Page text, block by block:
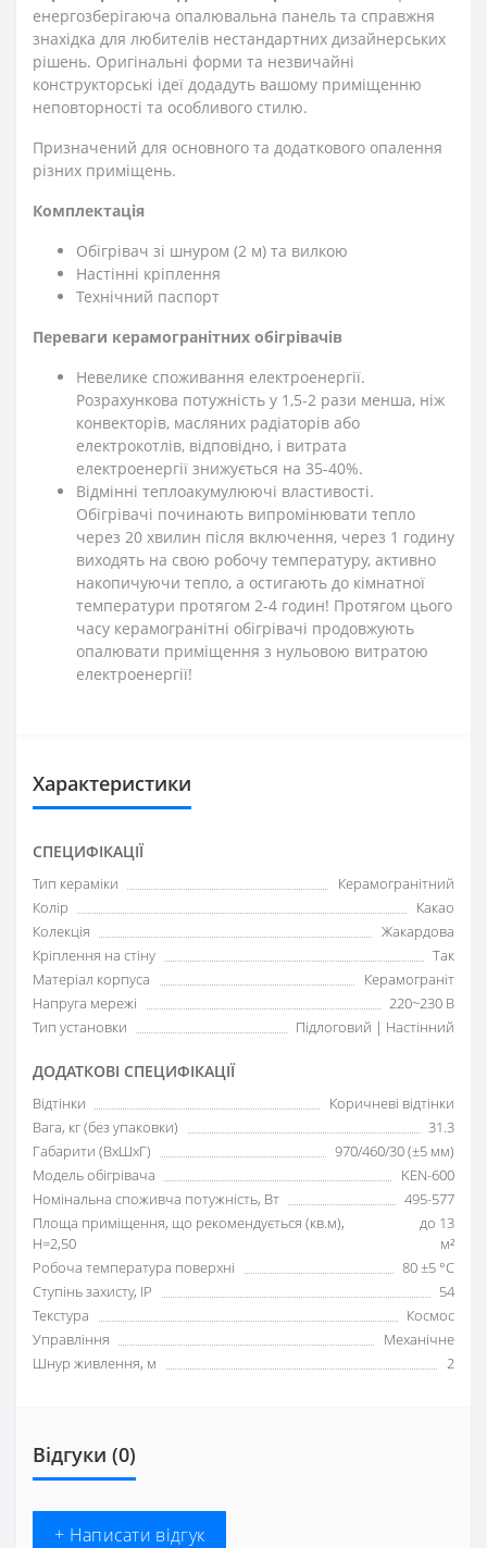
енергозберігаюча опалювальна панель та справжня
знахідка для любителів нестандартних дизайнерських
рішень. Оригінальні форми та незвичайні
конструкторські ідеї додадуть вашому приміщенню
неповторності та особливого стилю.
Призначений для основного та додаткового опалення
різних приміщень.
Комплектація
Обігрівач зі шнуром (2 м) та вилкою
Настінні кріплення
Технічний паспорт
Переваги керамогранітних обігрівачів
Невелике споживання електроенергії.
Розрахункова потужність у 1,5-2 рази менша, ніж
конвекторів, масляних радіаторів або
електрокотлів, відповідно, і витрата
електроенергії знижується на 35-40%.
Відмінні теплоакумулюючі властивості.
Обігрівачі починають випромінювати тепло
через 20 хвилин після включення, через 1 годину
виходять на свою робочу температуру, активно
накопичуючи тепло, а остигають до кімнатної
температури протягом 2-4 годин! Протягом цього
часу керамогранітні обігрівачі продовжують
опалювати приміщення з нульовою витратою
електроенергії!
Характеристики
СПЕЦИФІКАЦІЇ
Тип кераміки
Керамогранітний
Колір
Какао
Колекція
Жакардова
Кріплення на стіну
Так
Матеріал корпуса
Керамограніт
Напруга мережі
220~230 В
Тип установки
Підлоговий | Настінний
ДОДАТКОВІ СПЕЦИФІКАЦІЇ
Відтінки
Коричневі відтінки
Вага, кг (без упаковки)
31.3
Габарити (ВхШхГ)
970/460/30 (±5 мм)
Модель обігрівача
KEN-600
Номінальна споживча потужність, Вт
495-577
Площа приміщення, що рекомендується (кв.м),
H=2,50
до 13
м²
Робоча температура поверхні
80 ±5 °С
Ступінь захисту, IP
54
Текстура
Космос
Управління
Механічне
Шнур живлення, м
2
Відгуки (0)
+ Написати відгук